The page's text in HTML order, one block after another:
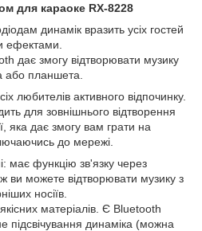
для караоке RX-8228
динамік вразить усіх гостей
ефектами.
дає змогу відтворювати музику
або планшета.
любителів активного відпочинку.
для зовнішнього відтворення
яка дає змогу вам грати на
до мережі.
має функцію зв'язку через
ви можете відтворювати музику з
носіїв.
матеріалів. Є Bluetooth
підсвічування динаміка (можна